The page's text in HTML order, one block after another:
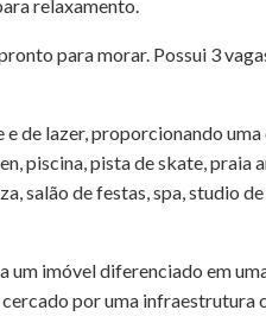
relaxamento.
para morar. Possui 3
e de lazer, proporcionando
piscina, pista de skate, praia
salão de festas, spa, studio
um imóvel diferenciado em
por uma infraestrutura